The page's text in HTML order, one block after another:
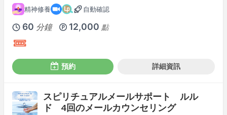
精神修養 自動確認
60 分鐘 12,000 點
預約 詳細資訊
スピリチュアルメールサポート ルル
ド 4回のメールカウンセリング